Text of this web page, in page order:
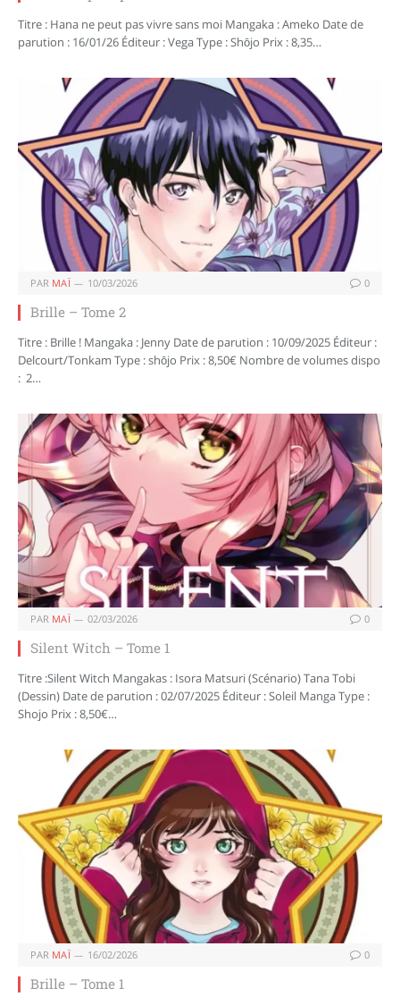
Titre : Hana ne peut pas vivre sans moi Mangaka : Ameko Date de
parution : 16/01/26 Éditeur : Vega Type : Shōjo Prix : 8,35…
PAR MAÏ 10/03/2026 0
Brille – Tome 2
Titre : Brille ! Mangaka : Jenny Date de parution : 10/09/2025 Éditeur :
Delcourt/Tonkam Type : shōjo Prix : 8,50€ Nombre de volumes dispo
: 2…
PAR MAÏ 02/03/2026 0
Silent Witch – Tome 1
Titre :Silent Witch Mangakas : Isora Matsuri (Scénario) Tana Tobi
(Dessin) Date de parution : 02/07/2025 Éditeur : Soleil Manga Type :
Shojo Prix : 8,50€…
PAR MAÏ 16/02/2026 0
Brille – Tome 1